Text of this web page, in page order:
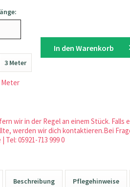
3 Meter
Meter
In den Warenkorb
wir in der Regel an einem Stück. Falls
werden wir dich kontaktieren.Bei
05921-713 999 0
Beschreibung Pflegehinweise